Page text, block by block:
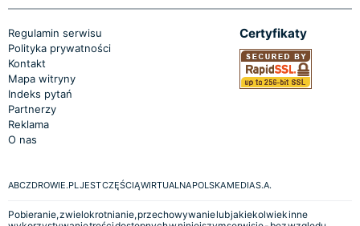
Regulamin serwisu
Polityka prywatności
Kontakt
Mapa witryny
Indeks pytań
Partnerzy
Reklama
O nas
Certyfikaty
ABCZDROWIE.PL JEST CZĘŚCIĄ WIRTUALNA POLSKA MEDIA S.A.
Pobieranie, zwielokrotnianie, przechowywanie lub jakiekolwiek inne